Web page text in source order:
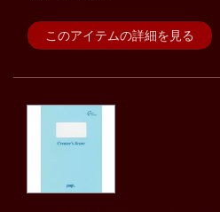
このアイテムの詳細を見る